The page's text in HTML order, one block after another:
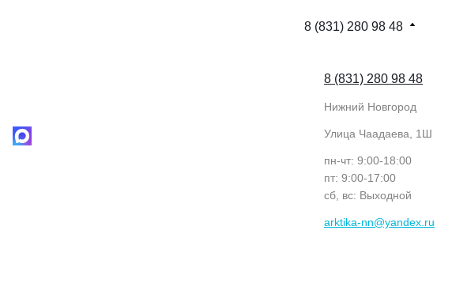
8 (831) 280 98 48
8 (831) 280 98 48
Нижний Новгород
Улица Чаадаева, 1Ш
пн-чт: 9:00-18:00
пт: 9:00-17:00
сб, вс: Выходной
arktika-nn@yandex.ru